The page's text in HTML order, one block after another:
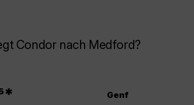
Condor nach Medford?
* Genf